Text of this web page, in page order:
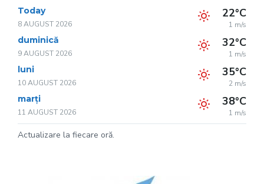
Today
8 AUGUST 2026
22°C
1 m/s
duminică
9 AUGUST 2026
32°C
1 m/s
luni
10 AUGUST 2026
35°C
2 m/s
marți
11 AUGUST 2026
38°C
1 m/s
Actualizare la fiecare oră.